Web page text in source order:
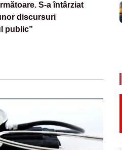
S-a întârziat
discursuri
public”